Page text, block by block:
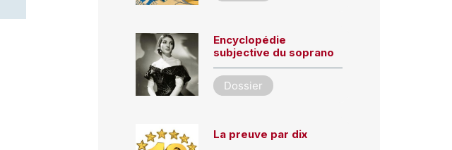
Encyclopédie
subjective du soprano
Dossier
La preuve par dix